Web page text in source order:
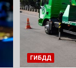
ГИБДД